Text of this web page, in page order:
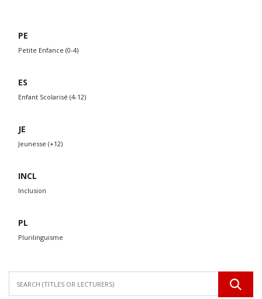
PE
Petite Enfance (0-4)
ES
Enfant Scolarisé (4-12)
JE
Jeunesse (+12)
INCL
Inclusion
PL
Plurilinguisme